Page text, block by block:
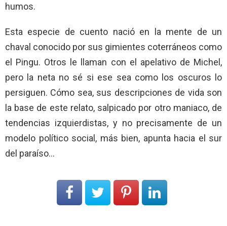
humos.
Esta especie de cuento nació en la mente de un
chaval conocido por sus gimientes coterráneos como
el Pingu. Otros le llaman con el apelativo de Michel,
pero la neta no sé si ese sea como los oscuros lo
persiguen. Cómo sea, sus descripciones de vida son
la base de este relato, salpicado por otro maniaco, de
tendencias izquierdistas, y no precisamente de un
modelo político social, más bien, apunta hacia el sur
del paraíso…